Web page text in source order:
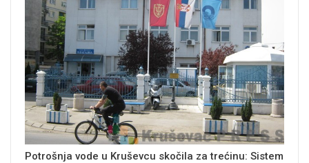
Potrošnja vode u Kruševcu skočila za trećinu: Sistem